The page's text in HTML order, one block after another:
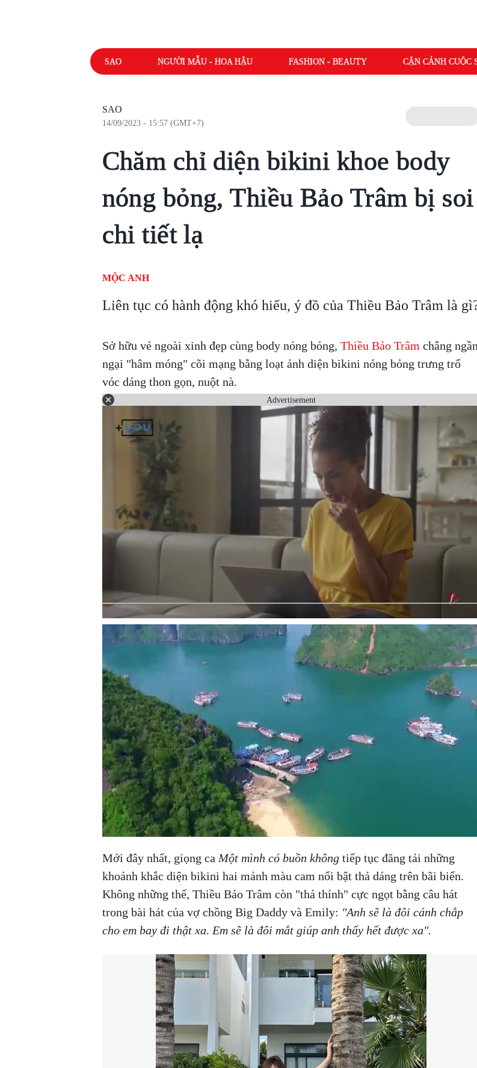
SAO NGƯỜI MẪU - HOA HẬU FASHION - BEAUTY CẬN CẢNH CUỘC
SAO
14/09/2023 - 15:57 (GMT+7)
Chăm chỉ diện bikini khoe body
nóng bỏng, Thiều Bảo Trâm bị soi
chi tiết lạ
MỘC ANH
Liên tục có hành động khó hiểu, ý đồ của Thiều Bảo Trâm là
Sở hữu vẻ ngoài xinh đẹp cùng body nóng bỏng, Thiều Bảo Trâm chẳng ngần
ngại "hâm móng" cõi mạng bằng loạt ảnh diện bikini nóng bỏng trưng trổ
vóc dáng thon gọn, nuột nà.
Advertisement
Mới đây nhất, giọng ca Một mình có buồn không tiếp tục đăng tải những
khoảnh khắc diện bikini hai mảnh màu cam nổi bật thả dáng trên bãi biển.
Không những thế, Thiều Bảo Trâm còn "thả thính" cực ngọt bằng câu hát
trong bài hát của vợ chồng Big Daddy và Emily: "Anh sẽ là đôi cánh chắp
cho em bay đi thật xa. Em sẽ là đôi mắt giúp anh thấy hết được xa".